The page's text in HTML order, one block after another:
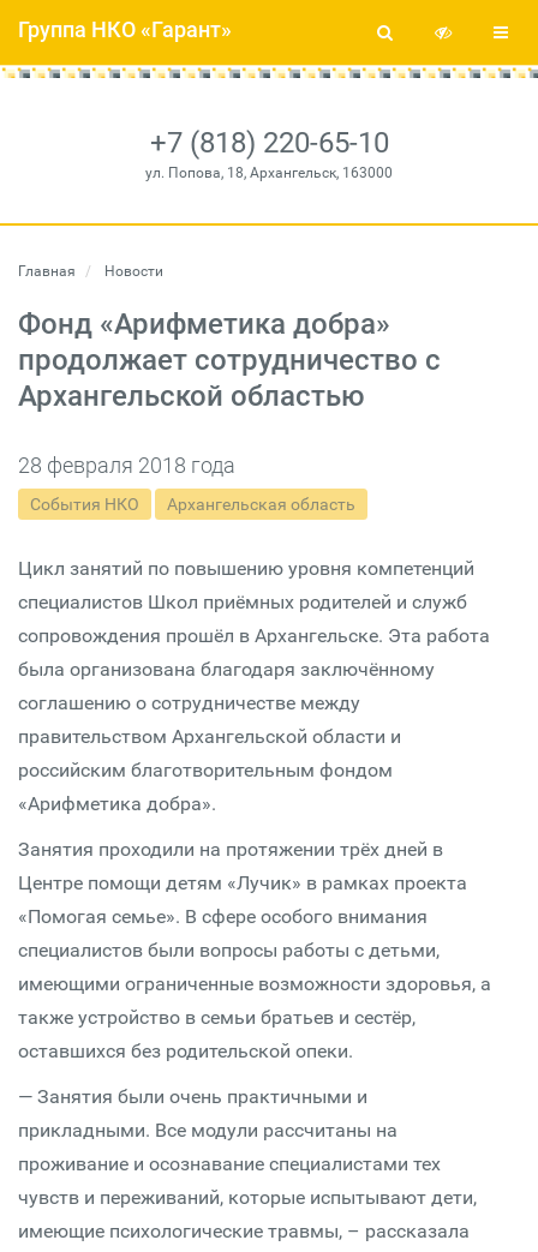
+7 (818) 220-65-10
ул. Попова, 18, Архангельск, 163000
Группа НКО «Гарант»
Главная Новости
Фонд «Арифметика добра»
продолжает сотрудничество с
Архангельской областью
28 февраля 2018 года
События НКО Архангельская область
Цикл занятий по повышению уровня компетенций
специалистов Школ приёмных родителей и служб
сопровождения прошёл в Архангельске. Эта работа
была организована благодаря заключённому
соглашению о сотрудничестве между
правительством Архангельской области и
российским благотворительным фондом
«Арифметика добра».
Занятия проходили на протяжении трёх дней в
Центре помощи детям «Лучик» в рамках проекта
«Помогая семье». В сфере особого внимания
специалистов были вопросы работы с детьми,
имеющими ограниченные возможности здоровья, а
также устройство в семьи братьев и сестёр,
оставшихся без родительской опеки.
— Занятия были очень практичными и
прикладными. Все модули рассчитаны на
проживание и осознавание специалистами тех
чувств и переживаний, которые испытывают дети,
имеющие психологические травмы, – рассказала